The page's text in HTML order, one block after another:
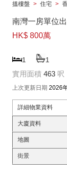
搵樓盤 > 住宅 >
南灣一房單位
HK$ 800萬
1 1
實用面積 463 呎
上次更新日期 2026
詳細物業資料
大廈資料
地圖
街景